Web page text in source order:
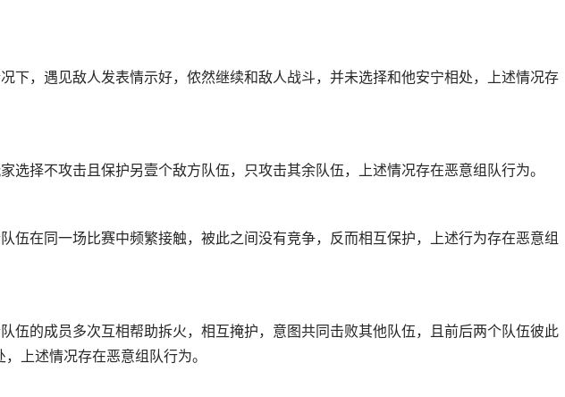
下，遇见敌人发表情示好，侬然继续和敌人战斗，并未选择和他安宁相处，上述情况存
选择不攻击且保护另壹个敌方队伍，只攻击其余队伍，上述情况存在恶意组队行为。
伍在同一场比赛中频繁接触，被此之间没有竞争，反而相互保护，上述行为存在恶意组
伍的成员多次互相帮助拆火，相互掩护，意图共同击败其他队伍，且前后两个队伍彼此
上述情况存在恶意组队行为。